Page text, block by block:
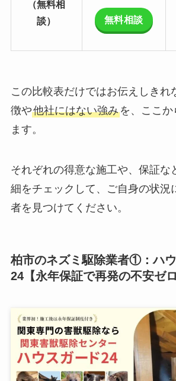
（無料相
談）
無料相談
この比較表だけではお伝えしきれ
徴や他社にはない強みを、ここか
ます。
それぞれの得意な施工や、保証な
細をチェックして、ご自身の状況
者を見つけてください。
柏市のネズミ駆除業者①：ハ
24【永年保証で再発の不安ゼロ